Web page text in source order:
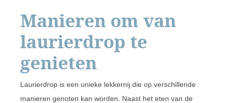
Manieren om van
laurierdrop te
genieten
Laurierdrop is een unieke lekkernij die op verschillende
manieren genoten kan worden. Naast het eten van de